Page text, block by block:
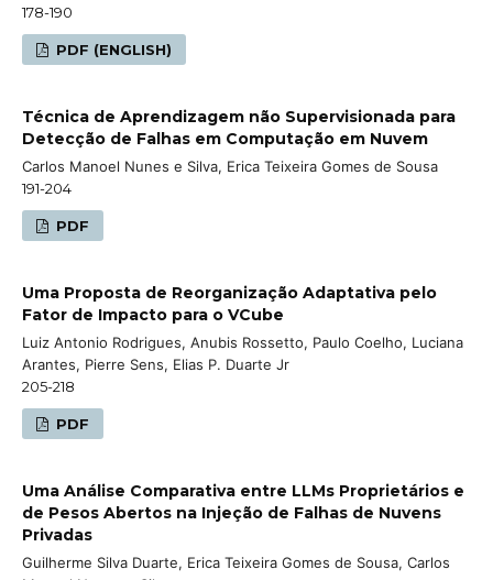
178-190
PDF (ENGLISH)
Técnica de Aprendizagem não Supervisionada para
Detecção de Falhas em Computação em Nuvem
Carlos Manoel Nunes e Silva, Erica Teixeira Gomes de Sousa
191-204
PDF
Uma Proposta de Reorganização Adaptativa pelo
Fator de Impacto para o VCube
Luiz Antonio Rodrigues, Anubis Rossetto, Paulo Coelho, Luciana
Arantes, Pierre Sens, Elias P. Duarte Jr
205-218
PDF
Uma Análise Comparativa entre LLMs Proprietários e
de Pesos Abertos na Injeção de Falhas de Nuvens
Privadas
Guilherme Silva Duarte, Erica Teixeira Gomes de Sousa, Carlos